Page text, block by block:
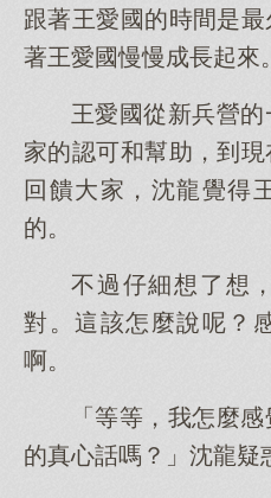
跟著王愛國的時間是
著王愛國慢慢成長起來。
王愛國從新兵營
家的認可和幫助，到
回饋大家，沈龍覺得
的。
不過仔細想了想
對。這該怎麼說呢？
啊。
「等等，我怎麼
的真心話嗎？」沈龍疑